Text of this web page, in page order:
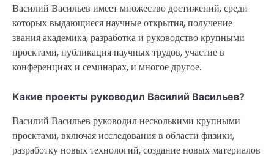
Василий Васильев имеет множество достижений, среди
которых выдающиеся научные открытия, получение
звания академика, разработка и руководство крупными
проектами, публикация научных трудов, участие в
конференциях и семинарах, и многое другое.
Какие проекты руководил Василий Васильев?
Василий Васильев руководил несколькими крупными
проектами, включая исследования в области физики,
разработку новых технологий, создание новых материалов